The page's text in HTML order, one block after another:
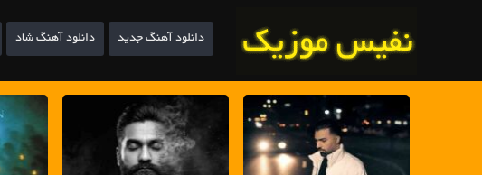
دانلود آهنگ جدید دانلود آهنگ شاد